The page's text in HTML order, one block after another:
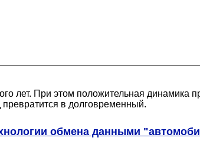
лет. При этом положительная динамика
в долговременный.
обмена данными